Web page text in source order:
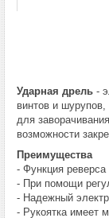
Ударная дрель -
винтов и
для
возможности
Преимущества
- Функция реверса
- При помощи
- Надежный
- Рукоятка имеет